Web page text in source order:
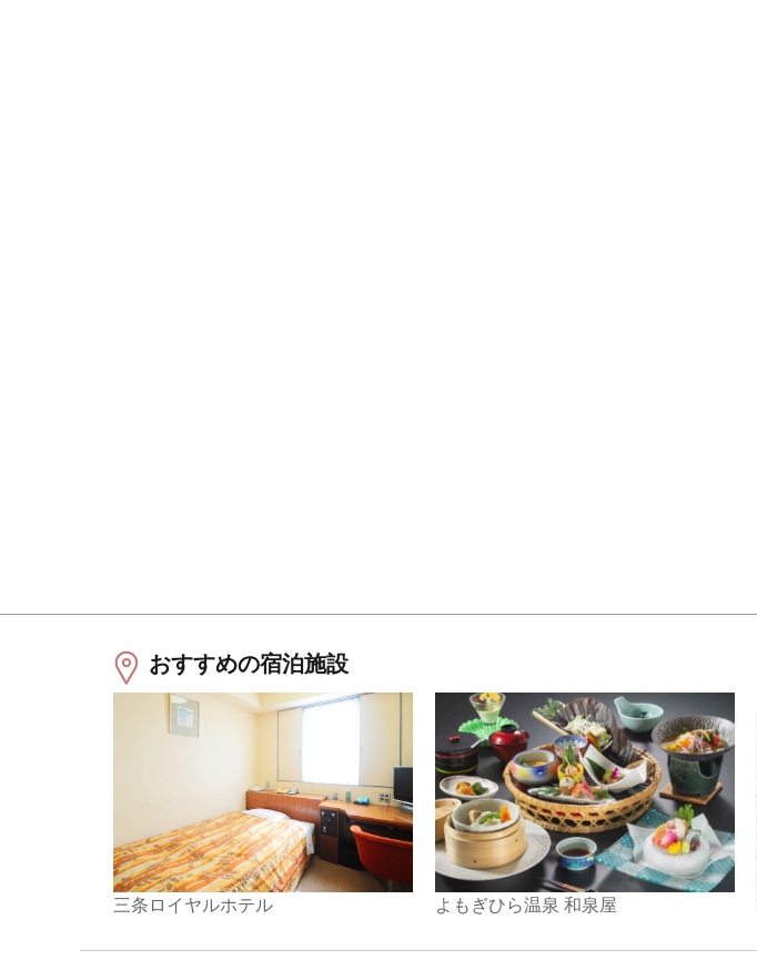
おすすめの宿泊施設
三条ロイヤルホテル よもぎひら温泉 和泉屋